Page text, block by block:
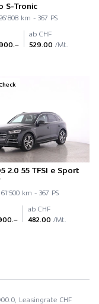
S-Tronic
km - 367 PS
ab CHF
529.00 /Mt.
2.0 55 TFSI e Sport
61'500 km - 367 PS
ab CHF
482.00 /Mt.
Leasingrate CHF